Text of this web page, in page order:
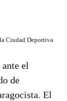
Ciudad Deportiva
el
de
El